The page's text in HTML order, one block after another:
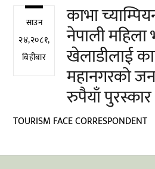
साउन
२४,२०८१,
बिहीबार
काभा
नेपाली
खेलाडीलाई
महानगरको
रुपैयाँ पुरस्कार
TOURISM FACE CORRESPONDENT